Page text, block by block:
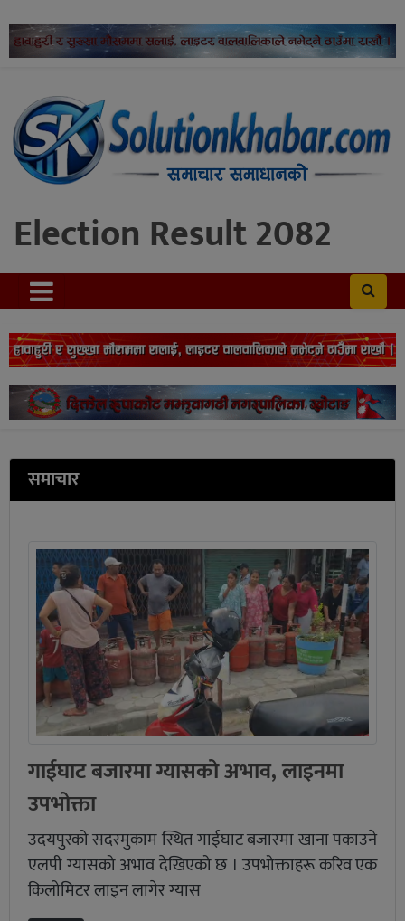
Election Result 2082
समाचार
गाईघाट बजारमा ग्यासको अभाव, लाइनमा
उपभोक्ता
उदयपुरको सदरमुकाम स्थित गाईघाट बजारमा खाना पकाउने
एलपी ग्यासको अभाव देखिएको छ । उपभोक्ताहरू करिव एक
किलोमिटर लाइन लागेर ग्यास